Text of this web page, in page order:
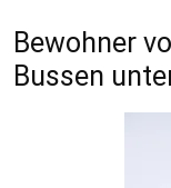
Bewohner
Bussen